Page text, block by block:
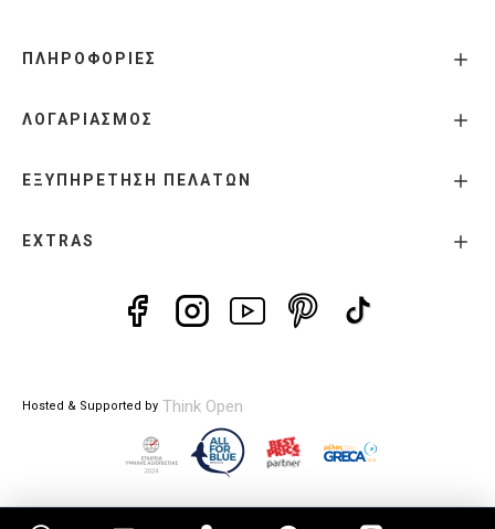
ΠΛΗΡΟΦΟΡΙΕΣ
ΛΟΓΑΡΙΑΣΜΟΣ
ΕΞΥΠΗΡΕΤΗΣΗ ΠΕΛΑΤΩΝ
EXTRAS
Hosted & Supported by Think Open